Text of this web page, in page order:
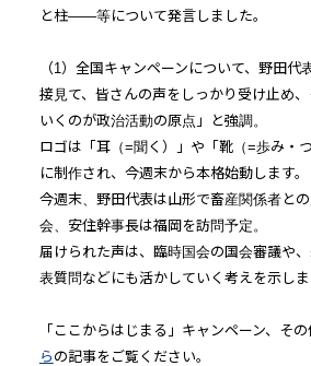
と柱――等について発言しました。
（1）全国キャンペーンについて、野田代
接見て、皆さんの声をしっかり受け止め
いくのが政治活動の原点」と強調。
ロゴは「耳（=聞く）」や「靴（=歩み・
に制作され、今週末から本格始動します。
今週末、野田代表は山形で畜産関係者と
会、安住幹事長は福岡を訪問予定。
届けられた声は、臨時国会の国会審議や
表質問などにも活かしていく考えを示しま
「ここからはじまる」キャンペーン、そ
ら の記事をご覧ください。